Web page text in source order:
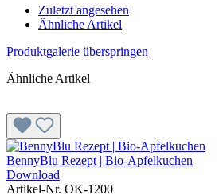
Zuletzt angesehen
Ähnliche Artikel
Produktgalerie überspringen
Ähnliche Artikel
BennyBlu Rezept | Bio-Apfelkuchen
Download
Artikel-Nr. OK-1200